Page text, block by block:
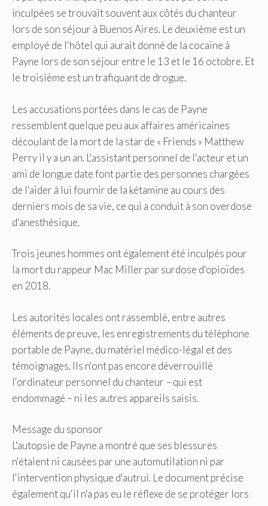
inculpées se trouvait souvent aux côtés du chanteur
lors de son séjour à Buenos Aires. Le deuxième est un
employé de l'hôtel qui aurait donné de la cocaïne à
Payne lors de son séjour entre le 13 et le 16 octobre. Et
le troisième est un trafiquant de drogue.
Les accusations portées dans le cas de Payne
ressemblent quelque peu aux affaires américaines
découlant de la mort de la star de « Friends » Matthew
Perry il y a un an. L'assistant personnel de l'acteur et un
ami de longue date font partie des personnes chargées
de l'aider à lui fournir de la kétamine au cours des
derniers mois de sa vie, ce qui a conduit à son overdose
d'anesthésique.
Trois jeunes hommes ont également été inculpés pour
la mort du rappeur Mac Miller par surdose d'opioïdes
en 2018.
Les autorités locales ont rassemblé, entre autres
éléments de preuve, les enregistrements du téléphone
portable de Payne, du matériel médico-légal et des
témoignages. Ils n'ont pas encore déverrouillé
l'ordinateur personnel du chanteur – qui est
endommagé – ni les autres appareils saisis.
Message du sponsor
L'autopsie de Payne a montré que ses blessures
n'étaient ni causées par une automutilation ni par
l'intervention physique d'autrui. Le document précise
également qu'il n'a pas eu le réflexe de se protéger lors